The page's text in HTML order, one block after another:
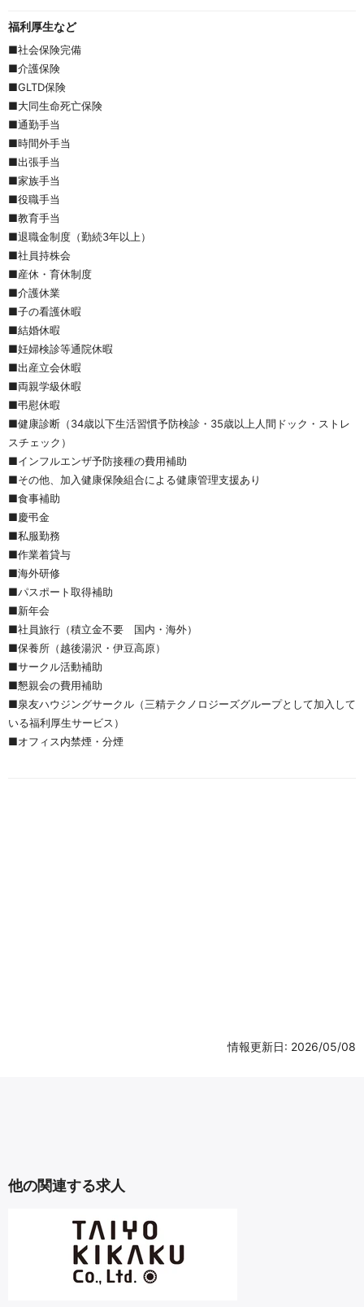
福利厚生など
■社会保険完備
■介護保険
■GLTD保険
■大同生命死亡保険
■通勤手当
■時間外手当
■出張手当
■家族手当
■役職手当
■教育手当
■退職金制度（勤続3年以上）
■社員持株会
■産休・育休制度
■介護休業
■子の看護休暇
■結婚休暇
■妊婦検診等通院休暇
■出産立会休暇
■両親学級休暇
■弔慰休暇
■健康診断（34歳以下生活習慣予防検診・35歳以上人間ドック・ストレ
スチェック）
■インフルエンザ予防接種の費用補助
■その他、加入健康保険組合による健康管理支援あり
■食事補助
■慶弔金
■私服勤務
■作業着貸与
■海外研修
■パスポート取得補助
■新年会
■社員旅行（積立金不要　国内・海外）
■保養所（越後湯沢・伊豆高原）
■サークル活動補助
■懇親会の費用補助
■泉友ハウジングサークル（三精テクノロジーズグループとして加入して
いる福利厚生サービス）
■オフィス内禁煙・分煙
情報更新日: 2026/05/08
他の関連する求人